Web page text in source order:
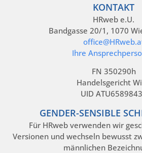
KONTAKT
HRweb e.U.
Bandgasse 20/1, 1070
Ihre
FN 350290h
Handelsgericht
UID
GENDER-SENSIBLE
Für HRweb verwenden wir
Versionen und wechseln bewusst
männlichen